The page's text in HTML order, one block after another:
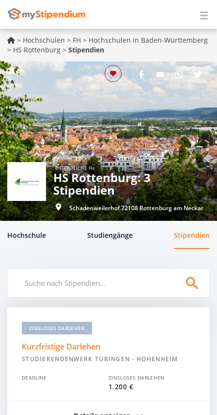
> Hochschulen > FH > Hochschulen in Baden-Württemberg
> HS Rottenburg > Stipendien
ÖFFENTLICHE FH
HS Rottenburg: 3
Stipendien
Schadenweilerhof 72108 Rottenburg am Neckar
Hochschule Studiengänge Stipendien
ZINSLOSES DARLEHEN
Kurzfristige Darlehen
STUDIERENDENWERK TÜBINGEN - HOHENHEIM
DEADLINE ZINSLOSES DARLEHEN
1.200 €